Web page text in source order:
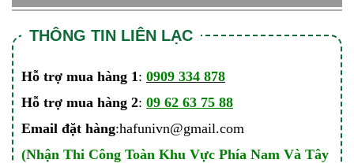
THÔNG TIN LIÊN LẠC
Hỗ trợ mua hàng 1: 0909 334 878
Hỗ trợ mua hàng 2: 09 62 63 75 88
Email đặt hàng:hafunivn@gmail.com
(Nhận Thi Công Toàn Khu Vực Phía Nam Và Tây